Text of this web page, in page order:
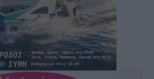
επιστροφή του Μπρένο Σαλβατιέρα
ώρες
οι κάρτες διαρκείας της νέας